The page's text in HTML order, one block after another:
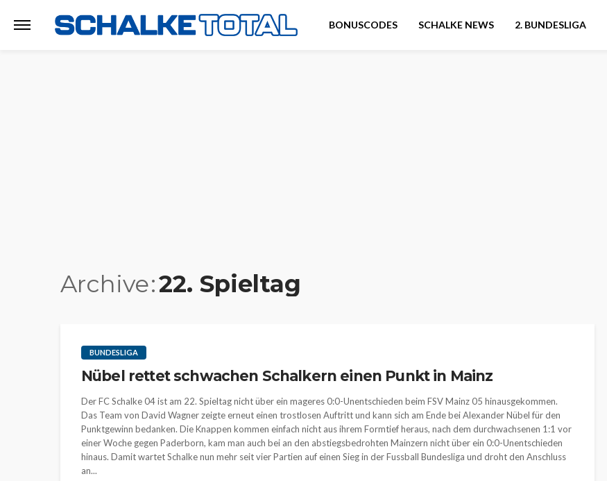
BONUSCODES SCHALKE NEWS 2. BUNDESLIGA
Archive 22. Spieltag
BUNDESLIGA
Nübel rettet schwachen Schalkern einen Punkt in Mainz
Der FC Schalke 04 ist am 22. Spieltag nicht über ein mageres 0:0-Unentschieden beim FSV Mainz 05 hinausgekommen.
Das Team von David Wagner zeigte erneut einen trostlosen Auftritt und kann sich am Ende bei Alexander Nübel für den
Punktgewinn bedanken. Die Knappen kommen einfach nicht aus ihrem Formtief heraus, nach dem durchwachsenen 1:1 vor
einer Woche gegen Paderborn, kam man auch bei an den abstiegsbedrohten Mainzern nicht über ein 0:0-Unentschieden
hinaus. Damit wartet Schalke nun mehr seit vier Partien auf einen Sieg in der Fussball Bundesliga und droht den Anschluss
an...